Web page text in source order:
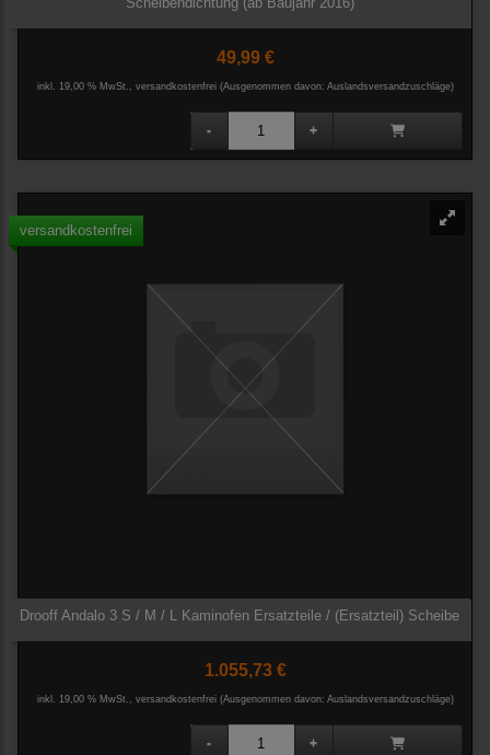
49,99 €
inkl. 19,00 % MwSt., versandkostenfrei (Ausgenommen davon: Auslandsversandzuschläge)
versandkostenfrei
Drooff Andalo 3 S / M / L Kaminofen Ersatzteile / (Ersatzteil) Scheibe
1.055,73 €
inkl. 19,00 % MwSt., versandkostenfrei (Ausgenommen davon: Auslandsversandzuschläge)